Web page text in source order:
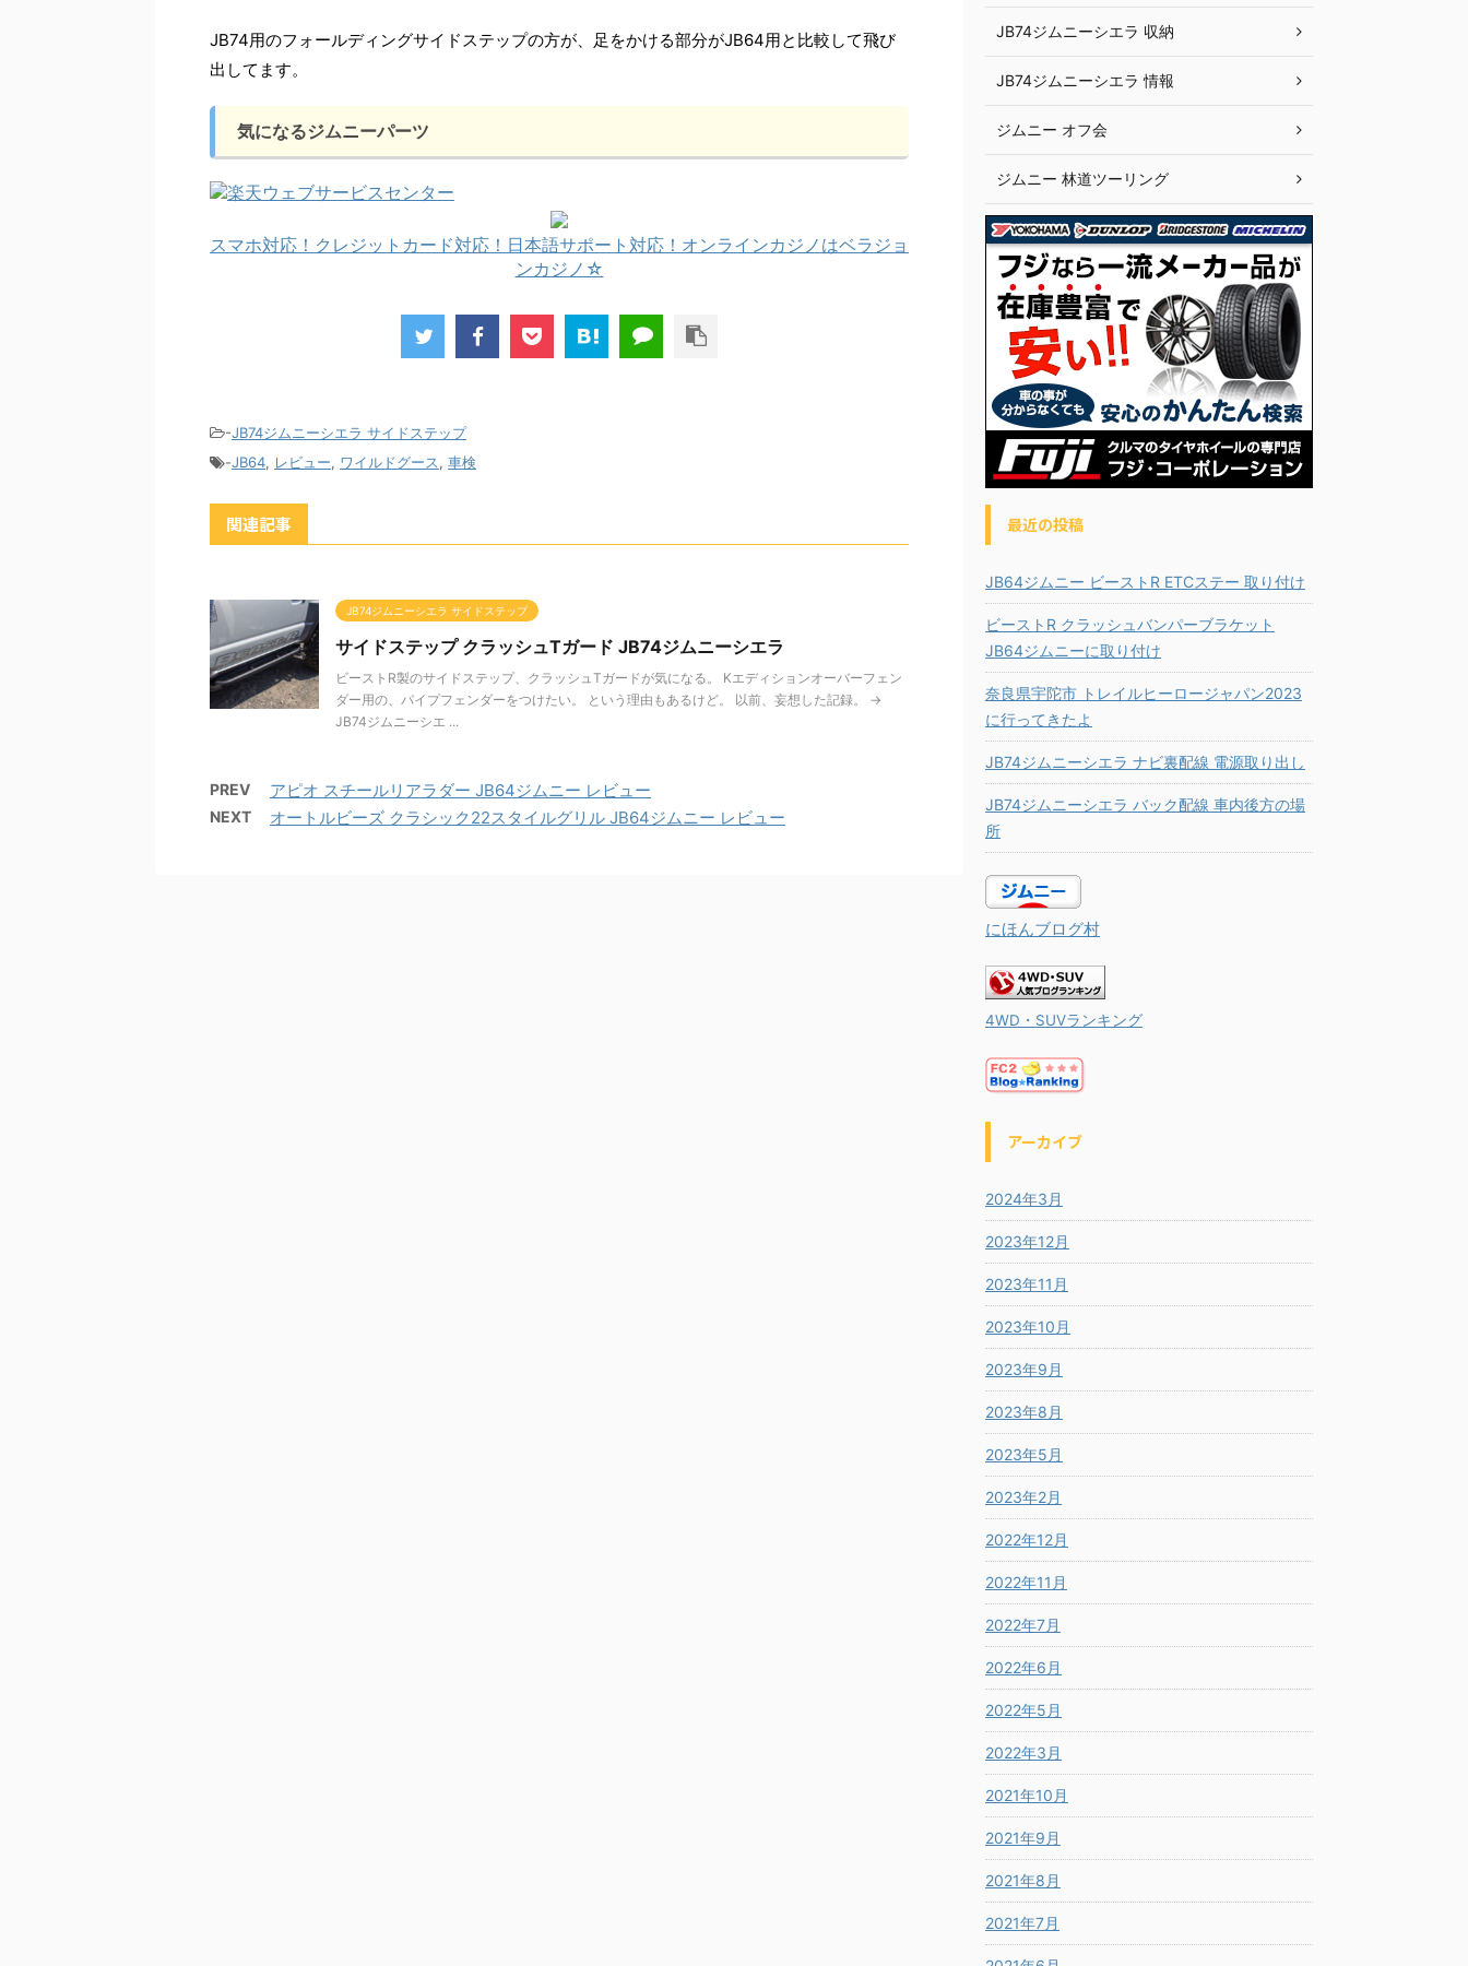
JB74用のフォールディングサイドステップの方が、足をかける部分がJB64用と比較して飛び
出してます。
気になるジムニーパーツ
スマホ対応！クレジットカード対応！日本語サポート対応！オンラインカジノはベラジョ
ンカジノ☆
-JB74ジムニーシエラ サイドステップ
-JB64, レビュー, ワイルドグース, 車検
関連記事
JB74ジムニーシエラ サイドステップ
サイドステップ クラッシュTガード JB74ジムニーシエラ
ビーストR製のサイドステップ、クラッシュTガードが気になる。 Kエディションオーバーフェン
ダー用の、パイプフェンダーをつけたい。 という理由もあるけど。 以前、妄想した記録。 →
JB74ジムニーシエ ...
PREV アピオ スチールリアラダー JB64ジムニー レビュー
NEXT オートルビーズ クラシック22スタイルグリル JB64ジムニー レビュー
JB74ジムニーシエラ 収納
JB74ジムニーシエラ 情報
ジムニー オフ会
ジムニー 林道ツーリング
最近の投稿
JB64ジムニー ビーストR ETCステー 取り付け
ビーストR クラッシュバンパーブラケット
JB64ジムニーに取り付け
奈良県宇陀市 トレイルヒーロージャパン2023
に行ってきたよ
JB74ジムニーシエラ ナビ裏配線 電源取り出し
JB74ジムニーシエラ バック配線 車内後方の場
所
にほんブログ村
4WD・SUVランキング
アーカイブ
2024年3月
2023年12月
2023年11月
2023年10月
2023年9月
2023年8月
2023年5月
2023年2月
2022年12月
2022年11月
2022年7月
2022年6月
2022年5月
2022年3月
2021年10月
2021年9月
2021年8月
2021年7月